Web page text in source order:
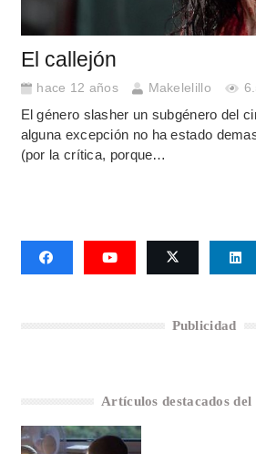
El callejón
hace 12 años Makelelillo
El género slasher un subgénero del
alguna excepción no ha estado
(por la crítica, porque…
Publicidad
Artículos destacados